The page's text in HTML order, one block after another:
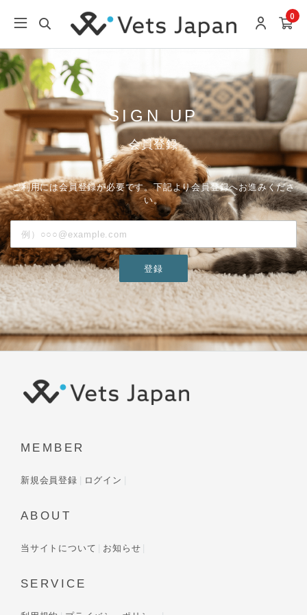
0
SIGN UP
会員登録
ご利用には会員登録が必要です。下記より会員登録へお進みくださ
い。
登録
MEMBER
新規会員登録 ログイン
ABOUT
当サイトについて お知らせ
SERVICE